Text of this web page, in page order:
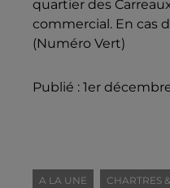
quartier des
commercial. En cas
(Numéro Vert)
Publié : 1er
A LA UNE CHARTRES